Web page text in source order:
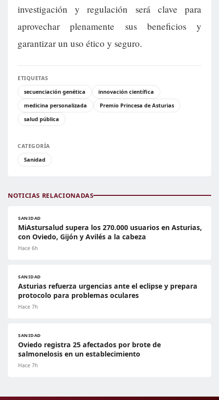
investigación y regulación será clave para
aprovechar plenamente sus beneficios y
garantizar un uso ético y seguro.
ETIQUETAS
secuenciación genética
innovación científica
medicina personalizada
Premio Princesa de Asturias
salud pública
CATEGORÍA
Sanidad
NOTICIAS RELACIONADAS
SANIDAD
MiAstursalud supera los 270.000 usuarios en Asturias,
con Oviedo, Gijón y Avilés a la cabeza
Hace 6h
SANIDAD
Asturias refuerza urgencias ante el eclipse y prepara
protocolo para problemas oculares
Hace 7h
SANIDAD
Oviedo registra 25 afectados por brote de
salmonelosis en un establecimiento
Hace 7h